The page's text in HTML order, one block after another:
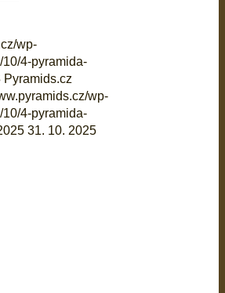
wp-
4-pyramida-
Pyramids.cz
wp-
4-pyramida-
31. 10. 2025